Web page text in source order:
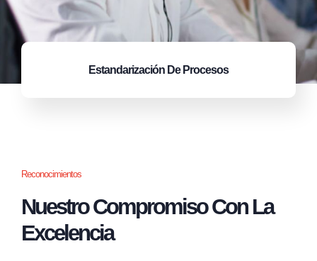
Estandarización De Procesos
Reconocimientos
Nuestro Compromiso Con La
Excelencia